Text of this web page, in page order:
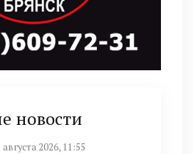
новости
августа 2026, 11:55